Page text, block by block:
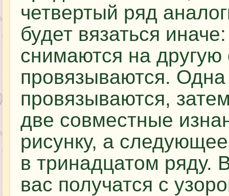
четвертый ряд
будет вязаться
снимаются на
провязываются.
провязываются,
две совместные
рисунку, а
в тринадцатом ряду.
вас получатся с